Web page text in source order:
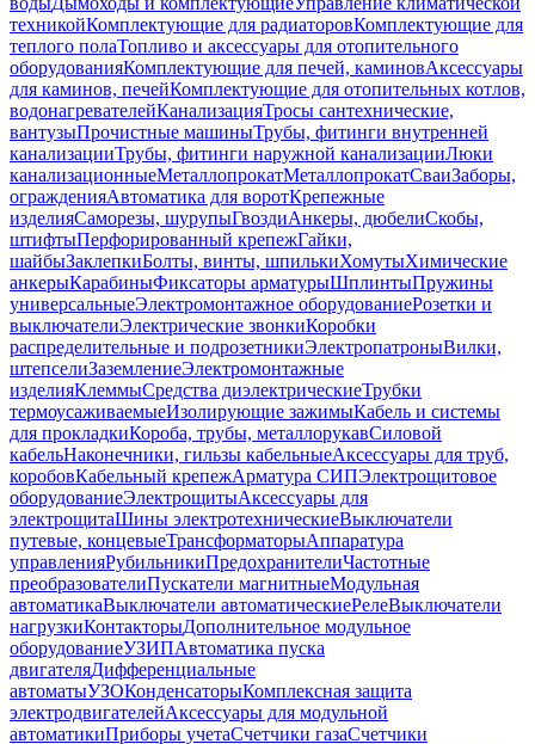
техникойКомплектующие для радиаторовКомплектующие для
теплого полаТопливо и аксессуары для отопительного
оборудованияКомплектующие для печей, каминовАксессуары
для каминов, печейКомплектующие для отопительных котлов,
водонагревателейКанализацияТросы сантехнические,
вантузыПрочистные машиныТрубы, фитинги внутренней
канализацииТрубы, фитинги наружной канализацииЛюки
канализационныеМеталлопрокатМеталлопрокатСваиЗаборы,
огражденияАвтоматика для воротКрепежные
изделияСаморезы, шурупыГвоздиАнкеры, дюбелиСкобы,
штифтыПерфорированный крепежГайки,
шайбыЗаклепкиБолты, винты, шпилькиХомутыХимические
анкерыКарабиныФиксаторы арматурыШплинтыПружины
универсальныеЭлектромонтажное оборудованиеРозетки и
выключателиЭлектрические звонкиКоробки
распределительные и подрозетникиЭлектропатроныВилки,
штепселиЗаземлениеЭлектромонтажные
изделияКлеммыСредства диэлектрическиеТрубки
термоусаживаемыеИзолирующие зажимыКабель и системы
для прокладкиКороба, трубы, металлорукавСиловой
кабельНаконечники, гильзы кабельныеАксессуары для труб,
коробовКабельный крепежАрматура СИПЭлектрощитовое
оборудованиеЭлектрощитыАксессуары для
электрощитаШины электротехническиеВыключатели
путевые, концевыеТрансформаторыАппаратура
управленияРубильникиПредохранителиЧастотные
преобразователиПускатели магнитныеМодульная
автоматикаВыключатели автоматическиеРелеВыключатели
нагрузкиКонтакторыДополнительное модульное
оборудованиеУЗИПАвтоматика пуска
двигателяДифференциальные
автоматыУЗОКонденсаторыКомплексная защита
электродвигателейАксессуары для модульной
автоматикиПриборы учетаСчетчики газаСчетчики